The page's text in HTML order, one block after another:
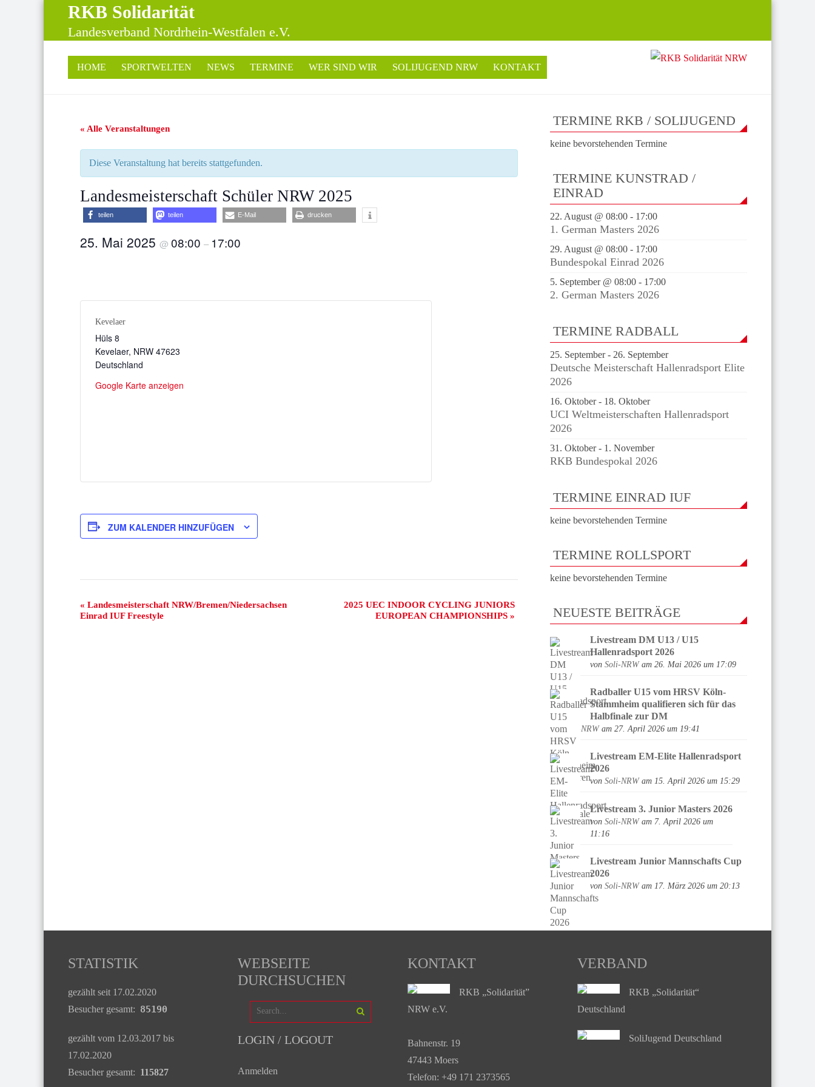
RKB Solidarität
Landesverband Nordrhein-Westfalen e.V.
HOME SPORTWELTEN NEWS TERMINE WER SIND WIR SOLIJUGEND NRW KONTAKT
« Alle Veranstaltungen
Diese Veranstaltung hat bereits stattgefunden.
Landesmeisterschaft Schüler NRW 2025
teilen teilen E-Mail drucken
25. Mai 2025 @ 08:00 – 17:00
Kevelaer
Hüls 8
Kevelaer, NRW 47623
Deutschland
Google Karte anzeigen
ZUM KALENDER HINZUFÜGEN
Veranstaltung-
Navigation
« Landesmeisterschaft NRW/Bremen/Niedersachsen
Einrad IUF Freestyle
2025 UEC INDOOR CYCLING JUNIORS
EUROPEAN CHAMPIONSHIPS »
TERMINE RKB / SOLIJUGEND
keine bevorstehenden Termine
TERMINE KUNSTRAD /
EINRAD
22. August @ 08:00 - 17:00
1. German Masters 2026
29. August @ 08:00 - 17:00
Bundespokal Einrad 2026
5. September @ 08:00 - 17:00
2. German Masters 2026
TERMINE RADBALL
25. September- 26. September
Deutsche Meisterschaft Hallenradsport Elite
2026
16. Oktober- 18. Oktober
UCI Weltmeisterschaften Hallenradsport
2026
31. Oktober- 1. November
RKB Bundespokal 2026
TERMINE EINRAD IUF
keine bevorstehenden Termine
TERMINE ROLLSPORT
keine bevorstehenden Termine
NEUESTE BEITRÄGE
Livestream DM U13 / U15
Hallenradsport 2026
von Soli-NRWam 26. Mai 2026 um 17:09
Radballer U15 vom HRSV Köln-
Stammheim qualifieren sich für das
Halbfinale zur DM
vonSoli-NRWam 27. April 2026 um 19:41
Livestream EM-Elite Hallenradsport
2026
von Soli-NRWam 15. April 2026 um 15:29
Livestream 3. Junior Masters 2026
von Soli-NRWam 7. April 2026 um
11:16
Livestream Junior Mannschafts Cup
2026
von Soli-NRWam 17. März 2026 um 20:13
STATISTIK
gezählt seit 17.02.2020
Besucher gesamt: 85190
gezählt vom 12.03.2017 bis
17.02.2020
Besucher gesamt: 115827
WEBSEITE
DURCHSUCHEN
LOGIN / LOGOUT
Anmelden
KONTAKT
RKB „Solidarität”
NRW e.V.
Bahnenstr. 19
47443 Moers
Telefon: +49 171 2373565
VERBAND
RKB „Solidarität“
Deutschland
SoliJugend Deutschland